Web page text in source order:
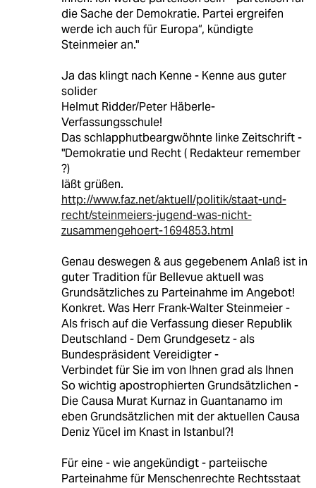
die Sache der Demokratie. Partei ergreifen
werde ich auch für Europa“, kündigte
Steinmeier an."
Ja das klingt nach Kenne - Kenne aus guter
solider
Helmut Ridder/Peter Häberle-
Verfassungsschule!
Das schlapphutbeargwöhnte linke Zeitschrift -
"Demokratie und Recht ( Redakteur remember
?)
läßt grüßen.
http://www.faz.net/aktuell/politik/staat-und-
recht/steinmeiers-jugend-was-nicht-
zusammengehoert-1694853.html
Genau deswegen & aus gegebenem Anlaß ist in
guter Tradition für Bellevue aktuell was
Grundsätzliches zu Parteinahme im Angebot!
Konkret. Was Herr Frank-Walter Steinmeier -
Als frisch auf die Verfassung dieser Republik
Deutschland - Dem Grundgesetz - als
Bundespräsident Vereidigter -
Verbindet für Sie im von Ihnen grad als Ihnen
So wichtig apostrophierten Grundsätzlichen -
Die Causa Murat Kurnaz in Guantanamo im
eben Grundsätzlichen mit der aktuellen Causa
Deniz Yücel im Knast in Istanbul?!
Für eine - wie angekündigt - parteiische
Parteinahme für Menschenrechte Rechtsstaat